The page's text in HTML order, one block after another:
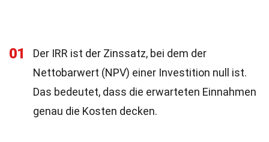
01
Der IRR ist der Zinssatz, bei dem der
Nettobarwert (NPV) einer Investition null ist.
Das bedeutet, dass die erwarteten Einnahmen
genau die Kosten decken.